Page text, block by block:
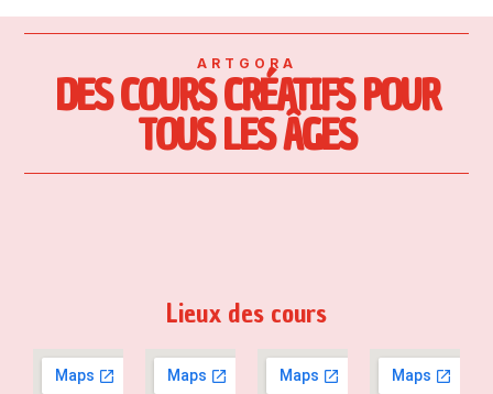
ARTGORA
DES COURS CRÉATIFS POUR
TOUS LES ÂGES
Lieux des cours